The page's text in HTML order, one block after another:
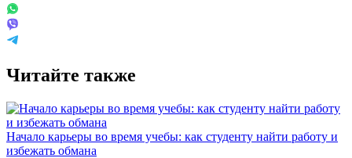
Читайте также
Начало карьеры во время учебы: как студенту найти работу и
избежать обмана